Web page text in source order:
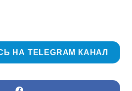
НА TELEGRAM КАНАЛ